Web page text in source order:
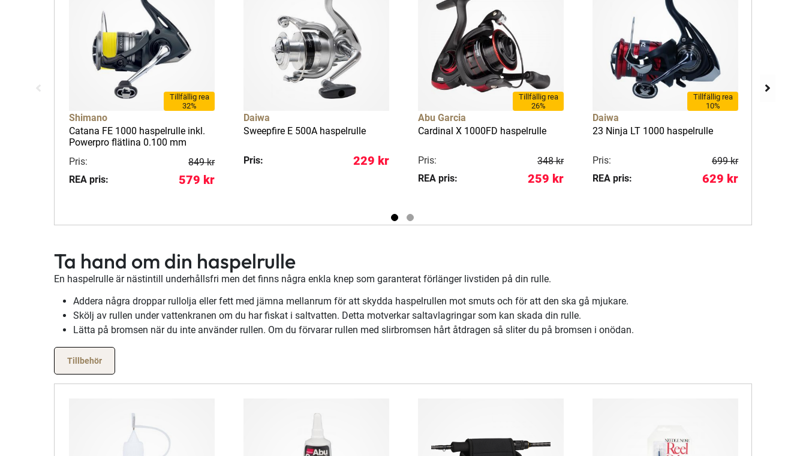
Tillfällig rea
32%
Shimano
Catana FE 1000 haspelrulle inkl.
Powerpro flätlina 0.100 mm
Pris:
849 kr
REA pris:
579 kr
Daiwa
Sweepfire E 500A haspelrulle
Pris: 229 kr
Tillfällig rea
26%
Abu Garcia
Cardinal X 1000FD haspelrulle
Pris:
348 kr
REA pris:
259 kr
Tillfällig rea
10%
Daiwa
23 Ninja LT 1000 haspelrulle
Pris:
699 kr
REA pris:
629 kr
Ta hand om din haspelrulle
En haspelrulle är nästintill underhållsfri men det finns några enkla knep som garanterat förlänger livstiden på din rulle.
Addera några droppar rullolja eller fett med jämna mellanrum för att skydda haspelrullen mot smuts och för att den ska gå mjukare.
Skölj av rullen under vattenkranen om du har fiskat i saltvatten. Detta motverkar saltavlagringar som kan skada din rulle.
Lätta på bromsen när du inte använder rullen. Om du förvarar rullen med slirbromsen hårt åtdragen så sliter du på bromsen i onödan.
Tillbehör